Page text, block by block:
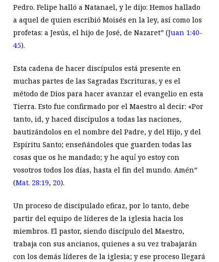
Pedro. Felipe halló a Natanael, y le dijo: Hemos hallado
a aquel de quien escribió Moisés en la ley, así como los
profetas: a Jesús, el hijo de José, de Nazaret” (Juan 1:40-
45).
Esta cadena de hacer discípulos está presente en
muchas partes de las Sagradas Escrituras, y es el
método de Dios para hacer avanzar el evangelio en esta
Tierra. Esto fue confirmado por el Maestro al decir: «Por
tanto, id, y haced discípulos a todas las naciones,
bautizándolos en el nombre del Padre, y del Hijo, y del
Espíritu Santo; enseñándoles que guarden todas las
cosas que os he mandado; y he aquí́ yo estoy con
vosotros todos los días, hasta el fin del mundo. Amén”
(Mat. 28:19, 20).
Un proceso de discipulado eficaz, por lo tanto, debe
partir del equipo de líderes de la iglesia hacia los
miembros. El pastor, siendo discípulo del Maestro,
trabaja con sus ancianos, quienes a su vez trabajarán
con los demás líderes de la iglesia; y ese proceso llegará